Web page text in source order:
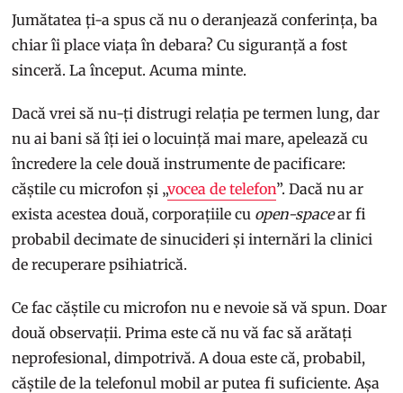
Jumătatea ți-a spus că nu o deranjează conferința, ba
chiar îi place viața în debara? Cu siguranță a fost
sinceră. La început. Acuma minte.
Dacă vrei să nu-ți distrugi relația pe termen lung, dar
nu ai bani să îți iei o locuință mai mare, apelează cu
încredere la cele două instrumente de pacificare:
căștile cu microfon și „vocea de telefon”. Dacă nu ar
exista acestea două, corporațiile cu open-spacear fi
probabil decimate de sinucideri și internări la clinici
de recuperare psihiatrică.
Ce fac căștile cu microfon nu e nevoie să vă spun. Doar
două observații. Prima este că nu vă fac să arătați
neprofesional, dimpotrivă. A doua este că, probabil,
căștile de la telefonul mobil ar putea fi suficiente. Așa